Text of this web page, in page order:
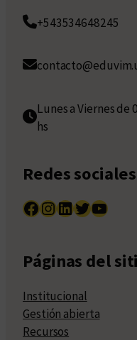
+543534648245
Lunes a Viernes de
hs
Redes sociales
Facebook InstagramLinkedIn Twitter YouTube
Páginas del
Institucional
Gestión abierta
Recursos